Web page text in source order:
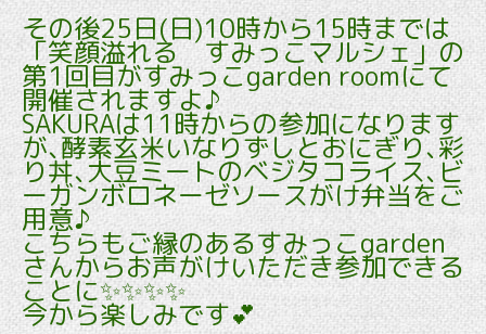
その後25日(日)10時から15時までは
「笑顔溢れる すみっこマルシェ」の
第1回目がすみっこgarden roomにて
開催されますよ♪
SAKURAは11時からの参加になります
が､酵素玄米いなりずしとおにぎり､彩
り丼､大豆ミートのベジタコライス､ビ
ーガンボロネーゼソースがけ弁当をご
用意♪
こちらもご縁のあるすみっこgarden
さんからお声がけいただき参加できる
ことに✨✨✨✨
今から楽しみです💕